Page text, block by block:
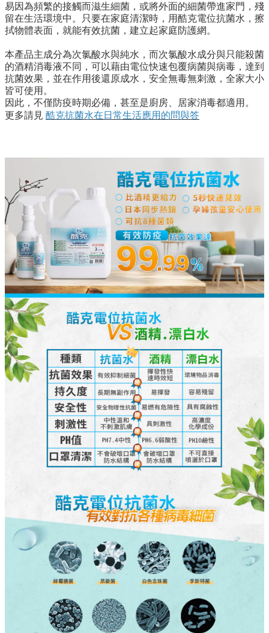
易因為頻繁的接觸而滋生細菌，或將外面的細菌帶進家門，殘
留在生活環境中。只要在家庭清潔時，用酷克電位抗菌水，擦
拭物體表面，就能有效抗菌，建立起家庭防護網。
本產品主成分為次氯酸水與純水，而次氯酸水成分與只能殺菌
的酒精消毒液不同，可以藉由電位快速包覆病菌與病毒，達到
抗菌效果，並在作用後還原成水，安全無毒無刺激，全家大小
皆可使用。
因此，不僅防疫時期必備，甚至是廚房、居家消毒都適用。
更多請見 酷克抗菌水在日常生活應用的問與答